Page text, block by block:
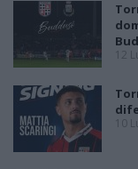
12
10